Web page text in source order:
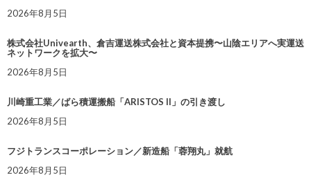
2026年8月5日
株式会社Univearth、倉吉運送株式会社と資本提携〜山陰エリアへ実運送
ネットワークを拡大〜
2026年8月5日
川崎重工業／ばら積運搬船「ARISTOS II」の引き渡し
2026年8月5日
フジトランスコーポレーション／新造船「蓉翔丸」就航
2026年8月5日